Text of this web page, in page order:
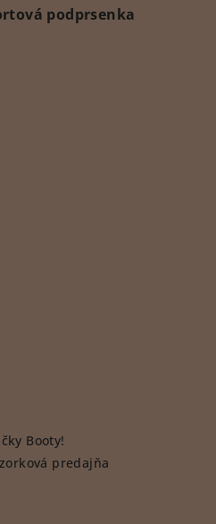
podprsenka
je 5 z 5 hviezdičiek.
Booty!
predajňa